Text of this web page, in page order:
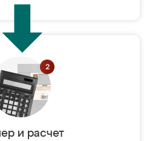
и расчет